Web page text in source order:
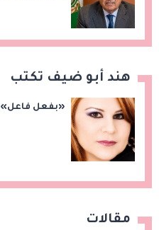
هند أبو ضيف تكتب
«بفعل فاعل»
مقالات